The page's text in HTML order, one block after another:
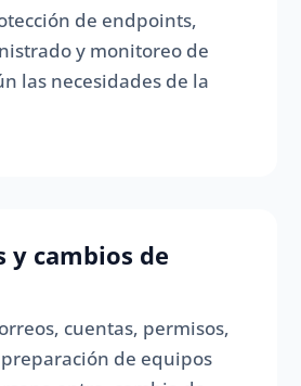
de endpoints,
y monitoreo de
las necesidades de la
y cambios de
cuentas, permisos,
preparación de equipos